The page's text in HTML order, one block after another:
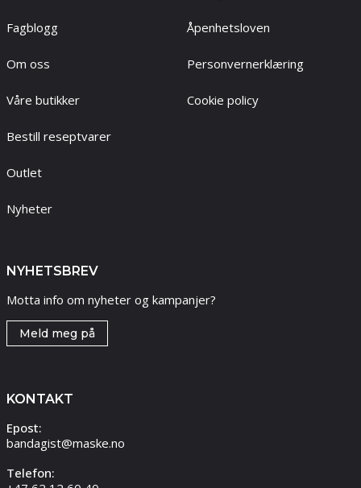
Fagblogg
Om oss
Våre butikker
Bestill reseptvarer
Outlet
Nyheter
Åpenhetsloven
Personvernerklæring
Cookie policy
NYHETSBREV
Motta info om nyheter og kampanjer?
Meld meg på
KONTAKT
Epost:
bandagist@maske.no
Telefon: